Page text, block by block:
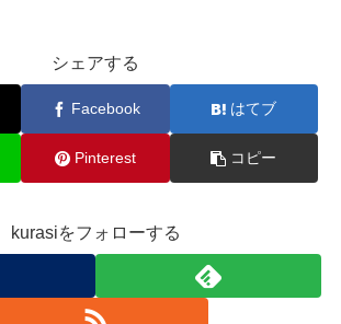
シェアする
Facebook はてブ
Pinterest コピー
kurasiをフォローする